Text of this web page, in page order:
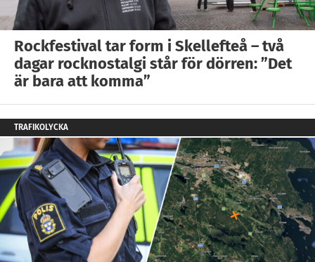
Rockfestival tar form i Skellefteå – två
dagar rocknostalgi står för dörren: ”Det
är bara att komma”
TRAFIKOLYCKA